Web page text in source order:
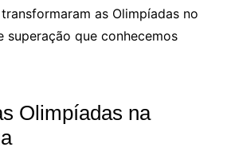
as Olimpíadas no
superação que conhecemos
Olimpíadas na